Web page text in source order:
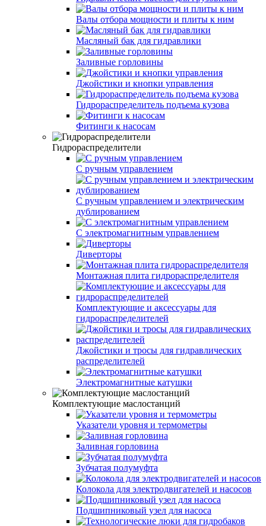
Валы отбора мощности и плиты к ним
Масляный бак для гидравлики
Заливные горловины
Джойстики и кнопки управления
Гидрораспределитель подъема кузова
Фитинги к насосам
Гидрораспределители
С ручным управлением
С ручным управлением и электрическим
дублированием
С электромагнитным управлением
Диверторы
Монтажная плита гидрораспределителя
Комплектующие и аксессуары для
гидрораспределителей
Джойстики и тросы для гидравлических
распределителей
Электромагнитные катушки
Комплектующие маслостанций
Указатели уровня и термометры
Заливная горловина
Зубчатая полумуфта
Колокола для электродвигателей и насосов
Подшипниковый узел для насоса